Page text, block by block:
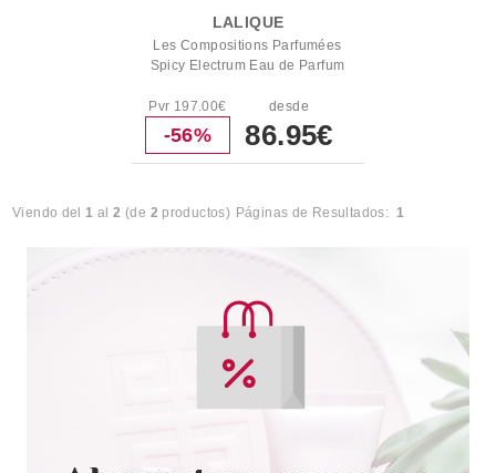
LALIQUE
Les Compositions Parfumées
Spicy Electrum Eau de Parfum
Pvr 197.00€
-56%
desde
86.95€
Viendo del1 al2 (de 2 productos) Páginas de Resultados: 1